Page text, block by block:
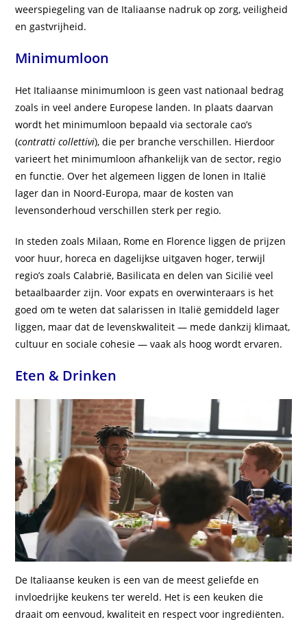
weerspiegeling van de Italiaanse nadruk op zorg, veiligheid
en gastvrijheid.
Minimumloon
Het Italiaanse minimumloon is geen vast nationaal bedrag
zoals in veel andere Europese landen. In plaats daarvan
wordt het minimumloon bepaald via sectorale cao’s
(contratti collettivi), die per branche verschillen. Hierdoor
varieert het minimumloon afhankelijk van de sector, regio
en functie. Over het algemeen liggen de lonen in Italië
lager dan in Noord‑Europa, maar de kosten van
levensonderhoud verschillen sterk per regio.
In steden zoals Milaan, Rome en Florence liggen de prijzen
voor huur, horeca en dagelijkse uitgaven hoger, terwijl
regio’s zoals Calabrië, Basilicata en delen van Sicilië veel
betaalbaarder zijn. Voor expats en overwinteraars is het
goed om te weten dat salarissen in Italië gemiddeld lager
liggen, maar dat de levenskwaliteit — mede dankzij klimaat,
cultuur en sociale cohesie — vaak als hoog wordt ervaren.
Eten & Drinken
De Italiaanse keuken is een van de meest geliefde en
invloedrijke keukens ter wereld. Het is een keuken die
draait om eenvoud, kwaliteit en respect voor ingrediënten.